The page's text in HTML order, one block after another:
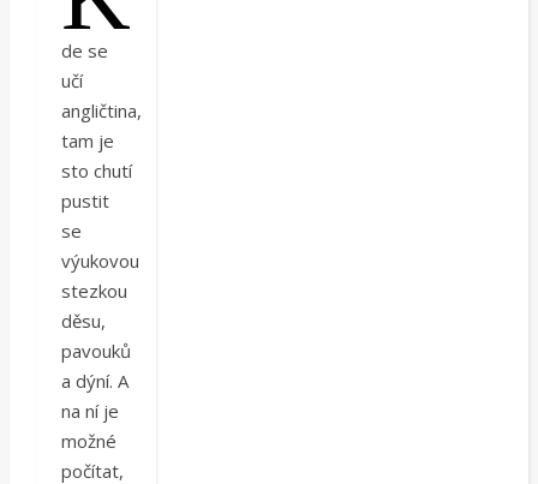
de se
učí
angličtina,
tam je
sto chutí
pustit
se
výukovou
stezkou
děsu,
pavouků
a dýní. A
na ní je
možné
počítat,